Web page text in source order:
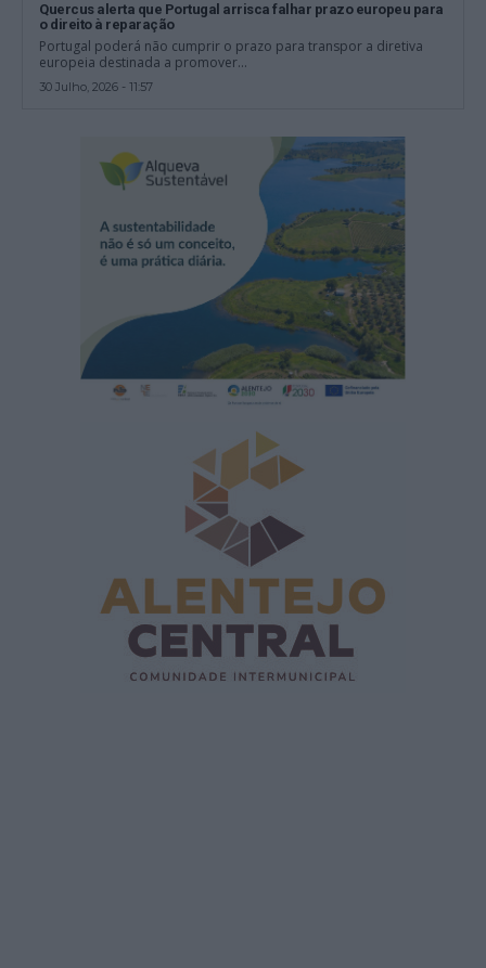
Quercus alerta que Portugal arrisca falhar prazo europeu para
o direito à reparação
Portugal poderá não cumprir o prazo para transpor a diretiva
europeia destinada a promover...
30 Julho, 2026 - 11:57